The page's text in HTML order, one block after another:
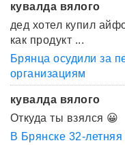
кувалда вялого
дед хотел купил
как продукт ...
Брянца осудили за
организациям
кувалда вялого
Откуда ты взялся 😀
В Брянске 32-